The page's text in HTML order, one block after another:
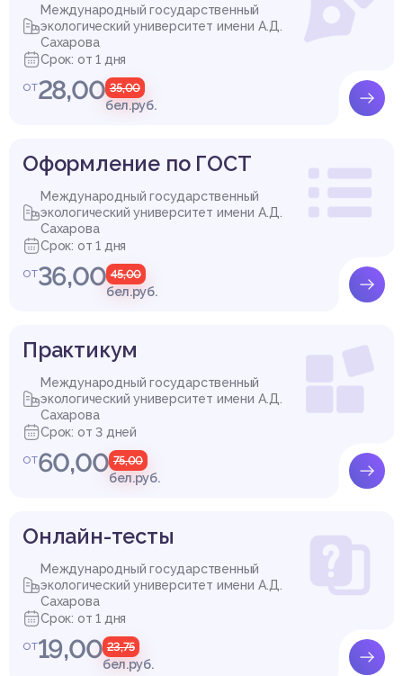
Международный государственный
экологический университет имени А.Д.
Сахарова
Срок: от 1 дня
от28,00 35,00
бел.руб.
Оформление по ГОСТ
Международный государственный
экологический университет имени А.Д.
Сахарова
Срок: от 1 дня
от36,00 45,00
бел.руб.
Практикум
Международный государственный
экологический университет имени А.Д.
Сахарова
Срок: от 3 дней
от60,00 75,00
бел.руб.
Онлайн-тесты
Международный государственный
экологический университет имени А.Д.
Сахарова
Срок: от 1 дня
от19,00 23,75
бел.руб.